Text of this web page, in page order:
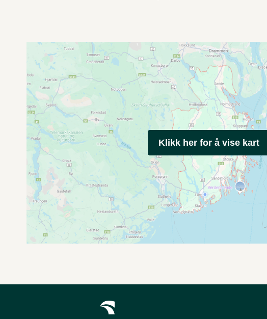
Klikk her for å vise kart